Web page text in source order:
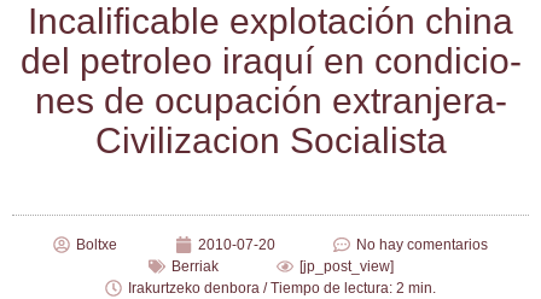
Inca­li­fi­ca­ble explo­ta­ción chi­na
del petro­leo ira­quí en con­di­cio­
nes de ocu­pa­ción extran­je­ra-
Civi­li­za­cion Socialista
Boltxe 2010-07-20
No hay comentarios
Berriak
[jp_post_view]
Irakurtzeko denbora / Tiempo de lectura: 2 min.